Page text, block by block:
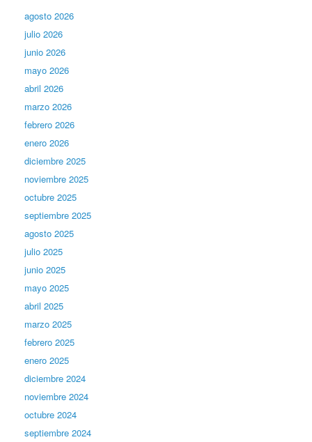
agosto 2026
julio 2026
junio 2026
mayo 2026
abril 2026
marzo 2026
febrero 2026
enero 2026
diciembre 2025
noviembre 2025
octubre 2025
septiembre 2025
agosto 2025
julio 2025
junio 2025
mayo 2025
abril 2025
marzo 2025
febrero 2025
enero 2025
diciembre 2024
noviembre 2024
octubre 2024
septiembre 2024